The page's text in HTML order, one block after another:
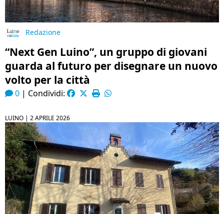
Redazione
“Next Gen Luino”, un gruppo di giovani
guarda al futuro per disegnare un nuovo
volto per la città
0 | Condividi:
LUINO | 2 APRILE 2026